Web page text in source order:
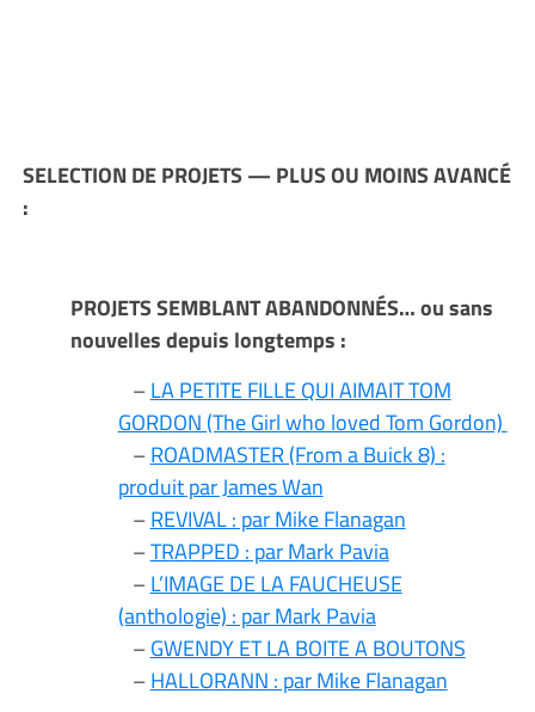
SELECTION DE PROJETS — PLUS OU MOINS AVANCÉ
:
PROJETS SEMBLANT ABANDONNÉS… ou sans
nouvelles depuis longtemps :
–LA PETITE FILLE QUI AIMAIT TOM
GORDON (The Girl who loved Tom Gordon)
–ROADMASTER (From a Buick 8) :
produit par James Wan
–REVIVAL : par Mike Flanagan
–TRAPPED : par Mark Pavia
–L’IMAGE DE LA FAUCHEUSE
(anthologie) : par Mark Pavia
–GWENDY ET LA BOITE A BOUTONS
–HALLORANN : par Mike Flanagan